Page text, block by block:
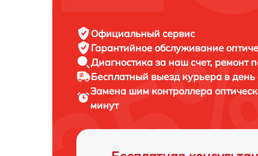
Официальный сервис
Гарантийное обслуживание
Диагностика за наш счет, ремонт
Бесплатный выезд курьера в
Замена шим контроллера
минут